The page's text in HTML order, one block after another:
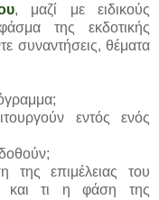
, μαζί με ειδικούς
της εκδοτικής
συναντήσεις, θέματα
εντός ενός
της επιμέλειας του
και τι η φάση της